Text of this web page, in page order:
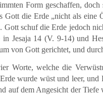
Form geschaffen,
Gott die Erde „nicht als
schuf die Erde jedoch
in Jesaja 14 (V. 9-14) und
von Gott gerichtet, und
Worte, welche die
wurde wüst und leer,
auf dem Angesicht der Tiefe